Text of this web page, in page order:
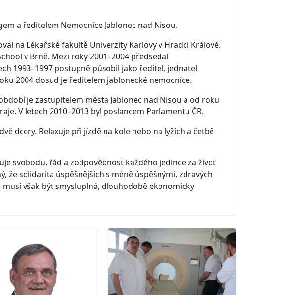
a ředitelem Nemocnice Jablonec nad Nisou.
na Lékařské fakultě Univerzity Karlovy v Hradci Králové.
v Brně. Mezi roky 2001–2004 předsedal
1993–1997 postupně působil jako ředitel, jednatel
2004 dosud je ředitelem jablonecké nemocnice.
je zastupitelem města Jablonec nad Nisou a od roku
V letech 2010–2013 byl poslancem Parlamentu ČR.
dcery. Relaxuje při jízdě na kole nebo na lyžích a četbě
svobodu, řád a zodpovědnost každého jedince za život
že solidarita úspěšnějších s méně úspěšnými, zdravých
však být smysluplná, dlouhodobě ekonomicky